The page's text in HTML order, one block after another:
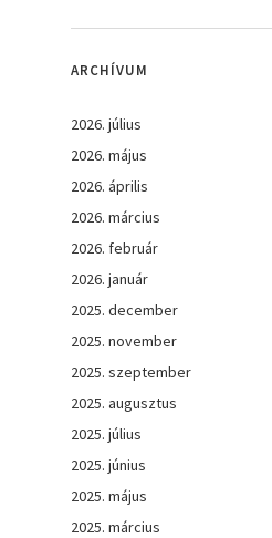
ARCHÍVUM
2026. július
2026. május
2026. április
2026. március
2026. február
2026. január
2025. december
2025. november
2025. szeptember
2025. augusztus
2025. július
2025. június
2025. május
2025. március